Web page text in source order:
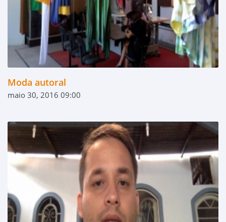
Moda autoral
maio 30, 2016 09:00